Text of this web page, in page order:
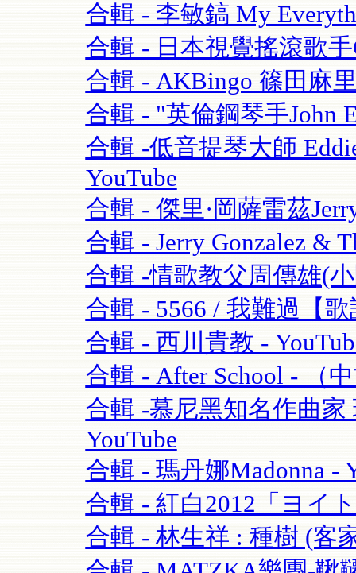
合輯 - 李敏鎬 My
合輯 - 日本視覺搖滾歌手
合輯 - AKBingo 篠田麻
合輯 - "英倫鋼琴手John
合輯 -低音提琴大師
YouTube
合輯 - 傑里·岡薩雷茲
合輯 - Jerry Gonzalez &
合輯 -情歌教父周傳雄(
合輯 - 5566 / 我難過【
合輯 - 西川貴教 -
合輯 - After School - （
合輯 -慕尼黑知名作曲家
YouTube
合輯 - 瑪丹娜Madonna -
合輯 - 紅白2012「ヨイ
合輯 - 林生祥 : 種樹 (客